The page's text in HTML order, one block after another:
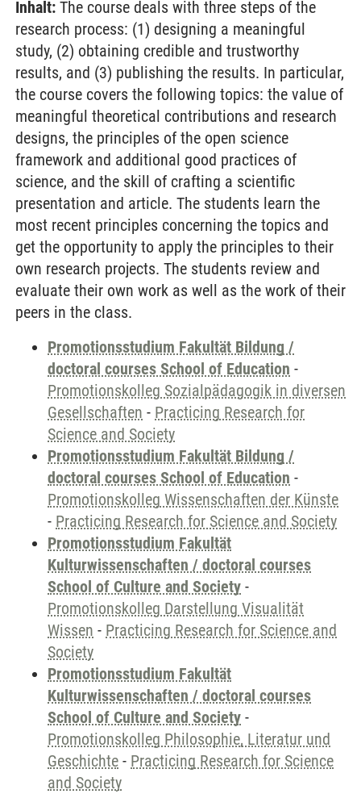
Inhalt: The course deals with three steps of the
research process: (1) designing a meaningful
study, (2) obtaining credible and trustworthy
results, and (3) publishing the results. In particular,
the course covers the following topics: the value of
meaningful theoretical contributions and research
designs, the principles of the open science
framework and additional good practices of
science, and the skill of crafting a scientific
presentation and article. The students learn the
most recent principles concerning the topics and
get the opportunity to apply the principles to their
own research projects. The students review and
evaluate their own work as well as the work of their
peers in the class.
Promotionsstudium Fakultät Bildung /
doctoral courses School of Education -
Promotionskolleg Sozialpädagogik in diversen
Gesellschaften - Practicing Research for
Science and Society
Promotionsstudium Fakultät Bildung /
doctoral courses School of Education -
Promotionskolleg Wissenschaften der Künste
- Practicing Research for Science and Society
Promotionsstudium Fakultät
Kulturwissenschaften / doctoral courses
School of Culture and Society -
Promotionskolleg Darstellung Visualität
Wissen - Practicing Research for Science and
Society
Promotionsstudium Fakultät
Kulturwissenschaften / doctoral courses
School of Culture and Society -
Promotionskolleg Philosophie, Literatur und
Geschichte - Practicing Research for Science
and Society